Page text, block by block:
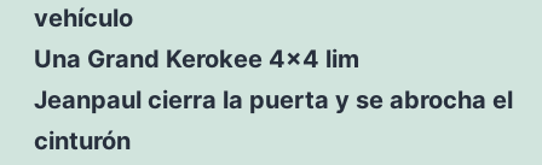
vehículo
Una Grand Kerokee 4×4 lim
Jeanpaul cierra la puerta y se abrocha el
cinturón